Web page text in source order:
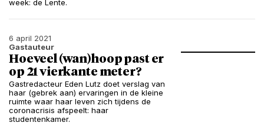
week: de Lente.
6 april 2021
Gastauteur
Hoeveel (wan)hoop past er
op 21 vierkante meter?
Gastredacteur Eden Lutz doet verslag van
haar (gebrek aan) ervaringen in de kleine
ruimte waar haar leven zich tijdens de
coronacrisis afspeelt: haar
studentenkamer.